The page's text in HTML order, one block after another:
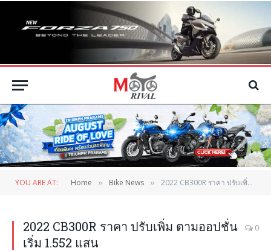
YOU ARE AT: Home » Bike News » 2022 CB300R ราคา ปรับเพิ่ม ตามออปชั่น เริ่ม 1.552 แสน
2022 CB300R ราคา ปรับเพิ่ม ตามออปชั่น
เริ่ม 1.552 แสน
0